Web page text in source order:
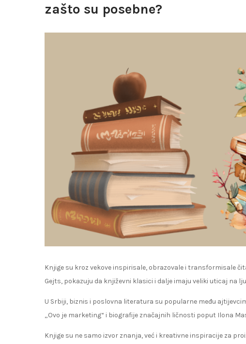
zašto su posebne?
Knjige su kroz vekove inspirisale, obrazovale i transformisale
Gejts, pokazuju da književni klasici i dalje imaju veliki uticaj na
U Srbiji, biznis i poslovna literatura su popularne među
„Ovo je marketing“ i biografije značajnih ličnosti poput Ilona
Knjige su ne samo izvor znanja, već i kreativne inspiracije za